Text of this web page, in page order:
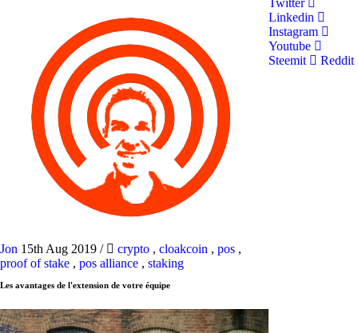
Jon 15th Aug 2019 / crypto , cloakcoin , pos ,
proof of stake , pos alliance , staking
Les avantages de l'extension de votre équipe
Twitter
Linkedin
Instagram
Youtube
Steemit
Reddit